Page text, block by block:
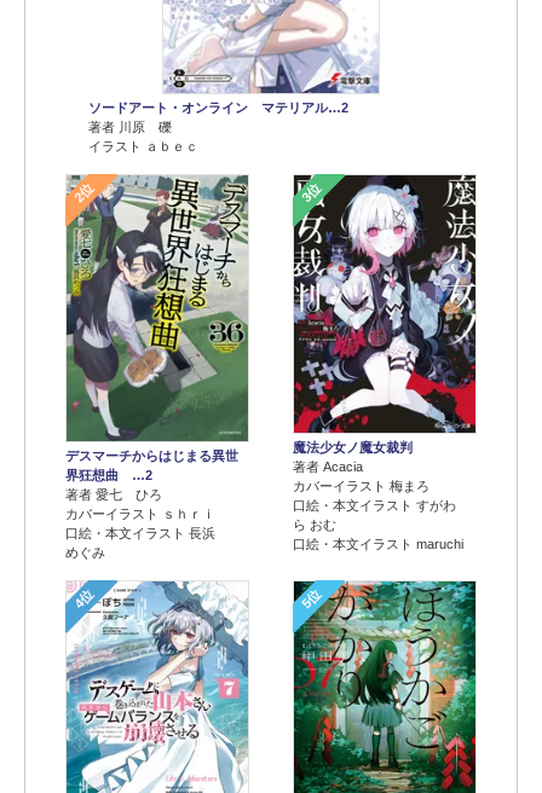
ソードアート・オンライン マテリアル…2
著者 川原 礫
イラスト ａｂｅｃ
2位
デスマーチからはじまる異世
界狂想曲 …2
著者 愛七 ひろ
カバーイラスト ｓｈｒｉ
口絵・本文イラスト 長浜
めぐみ
3位
魔法少女ノ魔女裁判
著者 Acacia
カバーイラスト 梅まろ
口絵・本文イラスト すがわ
ら おむ
口絵・本文イラスト maruchi
4位 5位